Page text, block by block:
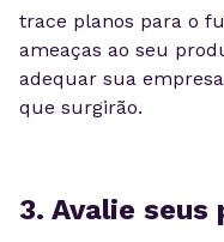
trace planos para o
ameaças ao seu
adequar sua
que surgirão.
3. Avalie seus